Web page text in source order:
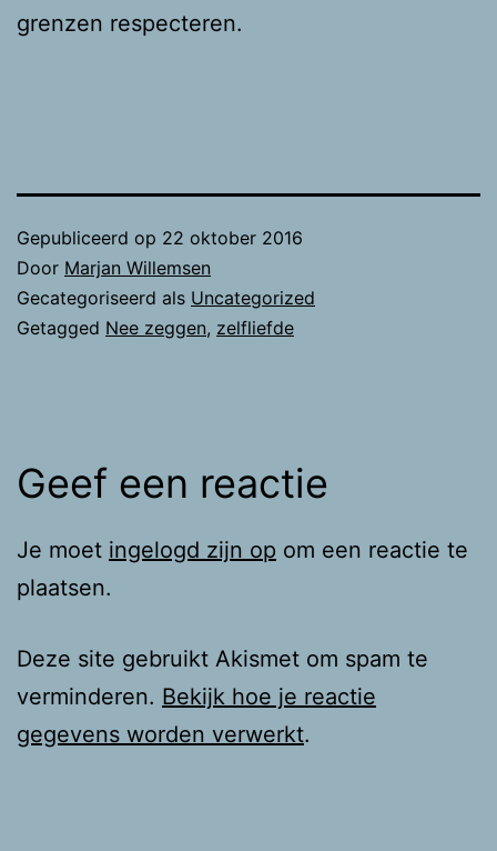
grenzen respecteren.
Gepubliceerd op 22 oktober 2016
Door Marjan Willemsen
Gecategoriseerd als Uncategorized
Getagged Nee zeggen, zelfliefde
Geef een reactie
Je moet ingelogd zijn op om een reactie te
plaatsen.
Deze site gebruikt Akismet om spam te
verminderen. Bekijk hoe je reactie
gegevens worden verwerkt.